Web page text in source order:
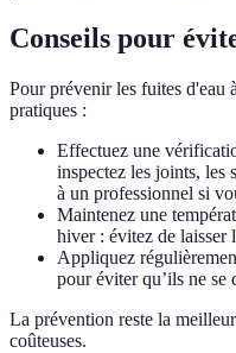
Conseils pour
Pour prévenir les fuites d'eau
pratiques :
Effectuez une
inspectez les joints, les
à un professionnel si
Maintenez une
hiver : évitez de laisser
Appliquez
pour éviter qu’ils ne se
La prévention reste la
coûteuses.